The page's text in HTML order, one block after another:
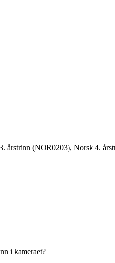
årstrinn (NOR0203), Norsk 4.
i kameraet?